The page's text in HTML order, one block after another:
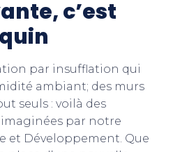
c’est
par insufflation qui
ambiant; des murs
seuls : voilà des
par notre
et Développement. Que